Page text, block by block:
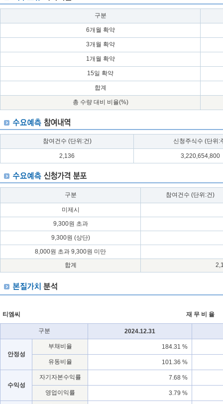
구분
6개월 확약
3개월 확약
1개월 확약
15일 확약
합계
총 수량 대비 비율(%)
참여건수 (단위:건) 신청주식수 (단위:
2,136 3,220,654,800
구분 참여건수 (단위:건)
미제시
9,300원 초과
9,300원 (상단)
8,000원 초과 9,300원 미만
합계
티엠씨 재 무 비 율
구분 2024.12.31
안정성
부채비율 184.31 %
유동비율 101.36 %
수익성
자기자본수익률 7.68 %
영업이익률 3.79 %